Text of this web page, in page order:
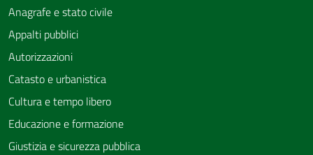
Anagrafe e stato civile
Appalti pubblici
Autorizzazioni
Catasto e urbanistica
Cultura e tempo libero
Educazione e formazione
Giustizia e sicurezza pubblica